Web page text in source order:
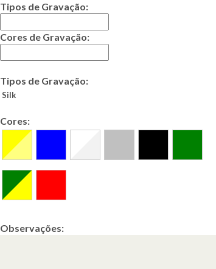
Tipos de Gravação:
Cores de Gravação:
Tipos de Gravação:
Silk
Cores:
Observações: